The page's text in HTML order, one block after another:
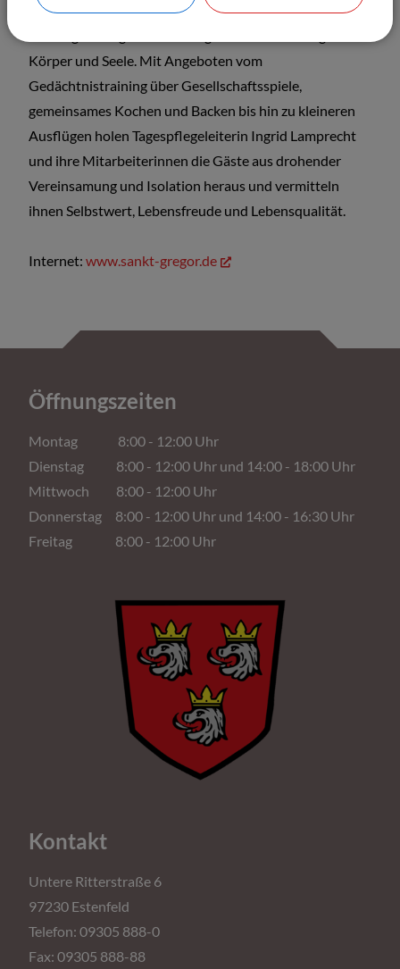
steht die Beschäftigung mit den Menschen im
Körper und Seele. Mit Angeboten vom
Gedächtnistraining über Gesellschaftsspiele,
gemeinsames Kochen und Backen bis hin zu kleineren
Ausflügen holen Tagespflegeleiterin Ingrid Lamprecht
und ihre Mitarbeiterinnen die Gäste aus drohender
Vereinsamung und Isolation heraus und vermitteln
ihnen Selbstwert, Lebensfreude und Lebensqualität.
Internet: www.sankt-gregor.de
Öffnungszeiten
Montag 8:00 - 12:00 Uhr
Dienstag 8:00 - 12:00 Uhr und 14:00 - 18:00 Uhr
Mittwoch 8:00 - 12:00 Uhr
Donnerstag 8:00 - 12:00 Uhr und 14:00 - 16:30 Uhr
Freitag 8:00 - 12:00 Uhr
Kontakt
Untere Ritterstraße 6
97230 Estenfeld
Telefon: 09305 888-0
Fax: 09305 888-88